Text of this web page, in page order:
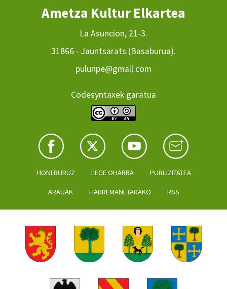
Ametza Kultur Elkartea
La Asuncion, 21-3.
31866 - Jauntsarats (Basaburua).
pulunpe@gmail.com
Codesyntaxek garatua
HONI BURUZ LEGE OHARRA PUBLIZITATEA
ARAUAK HARREMANETARAKO RSS